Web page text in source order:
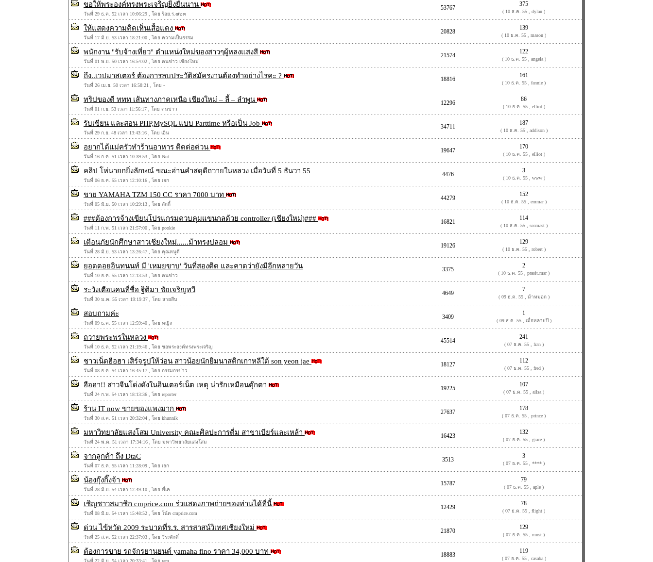
ขอให้พระองค์ทรงพระเจริญยิ่งยืนนาน
วันที่ 29 ธ.ค. 52 เวลา 10:06:29 , โดย ร้อย.ร.๗๒๓
53767
375
( 10 ธ.ค. 55 , dylan )
ให้แสดงความคิดเห็นเสื้อแดง
วันที่ 17 มิ.ย. 53 เวลา 18:21:00 , โดย ความเป็นธรรม
20828
139
( 10 ธ.ค. 55 , mason )
พนักงาน ''รับจ้างเที่ยว'' ตำแหน่งใหม่ของสาวๆผู้หลงแสงสี
วันที่ 01 พ.ย. 50 เวลา 16:54:02 , โดย ตนข่าว เชียงใหม่
21574
122
( 10 ธ.ค. 55 , angela )
ถึง..เวปมาสเตอร์ ต้องการลบประวัติสมัครงานต้องทำอย่างไรคะ ?
วันที่ 26 เม.ย. 50 เวลา 16:58:21 , โดย -
18816
161
( 10 ธ.ค. 55 , fannie )
ทริปของดี ททท เส้นทางภาคเหนือ เชียงใหม่ – ลี้ – ลำพูน
วันที่ 01 ก.ย. 53 เวลา 11:56:17 , โดย ตนข่าว
12296
86
( 10 ธ.ค. 55 , elliot )
รับเขียน และสอน PHP,MySQL แบบ Parttime หรือเป็น Job
วันที่ 29 ก.ย. 48 เวลา 13:43:16 , โดย เอิน
34711
187
( 10 ธ.ค. 55 , addison )
อยากได้แม่ครัวทำร้านอาหาร ติดต่อด่วน
วันที่ 16 ก.ค. 51 เวลา 10:39:53 , โดย Nut
19647
170
( 10 ธ.ค. 55 , elliot )
คลิป โห่นายกยิ่งลักษณ์ ขณะอ่านคำสดุดีถวายในหลวง เมื่อวันที่ 5 ธันวา 55
วันที่ 06 ธ.ค. 55 เวลา 12:10:16 , โดย เอก
4476
3
( 10 ธ.ค. 55 , www )
ขาย YAMAHA TZM 150 CC ราคา 7000 บาท
วันที่ 05 มิ.ย. 50 เวลา 10:29:13 , โดย ลักกี้
44279
152
( 10 ธ.ค. 55 , emmar )
###ต้องการจ้างเขียนโปรแกรมควบคุมแขนกลด้วย controller (เชียงใหม่)###
วันที่ 11 ก.พ. 51 เวลา 21:57:00 , โดย pookie
16821
114
( 10 ธ.ค. 55 , seamast )
เตือนภัยนักศึกษาสาวเชียงใหม่......ม้าทรงปลอม
วันที่ 28 มิ.ย. 53 เวลา 13:26:47 , โดย คุณหนูดี
19126
129
( 10 ธ.ค. 55 , robert )
ยอดดอยอินทนนท์ มี 'เหมยขาบ' วันที่สองติด และคาดว่ายังมีอีกหลายวัน
วันที่ 10 ธ.ค. 55 เวลา 12:13:53 , โดย ตนข่าว
3375
2
( 10 ธ.ค. 55 , prasit.msr )
ระวังเตือนคนที่ชื่อ ฐิติมา ชัยเจริญทวี
วันที่ 30 ม.ค. 55 เวลา 19:19:37 , โดย สายสืบ
4649
7
( 09 ธ.ค. 55 , ม้าหมอก )
สอบถามค่ะ
วันที่ 09 ธ.ค. 55 เวลา 12:59:40 , โดย หญิง
3409
1
( 09 ธ.ค. 55 , เมื่อหลายปี )
ถวายพระพรในหลวง
วันที่ 10 ธ.ค. 52 เวลา 21:19:46 , โดย ขอพระองค์ทรงพระเจริญ
45514
241
( 07 ธ.ค. 55 , fran )
ชาวเน็ตฮือฮา เสิร์จรูปให้ว่อน สาวน้อยนักยิมนาสติกเกาหลีใต้ son yeon jae
วันที่ 08 ธ.ค. 54 เวลา 16:45:17 , โดย กรรมกรข่าว
18127
112
( 07 ธ.ค. 55 , fred )
ฮือฮา!! สาวจีนโด่งดังในอินเตอร์เน็ต เหตุ น่ารักเหมือนตุ๊กตา
วันที่ 24 ก.พ. 54 เวลา 18:13:36 , โดย reporter
19225
107
( 07 ธ.ค. 55 , ailsa )
ร้าน IT now ขายของแพงมาก
วันที่ 30 ส.ค. 51 เวลา 20:32:04 , โดย khunnik
27637
178
( 07 ธ.ค. 55 , prince )
มหาวิทยาลัยแสงโสม University คณะศิลปะการดื่ม สาขาเบียร์และเหล้า
วันที่ 24 พ.ค. 51 เวลา 17:34:16 , โดย มหาวิทยาลัยแสงโสม
16423
132
( 07 ธ.ค. 55 , grace )
จากลูกค้า ถึง DtaC
วันที่ 07 ธ.ค. 55 เวลา 11:28:09 , โดย เอก
3513
3
( 07 ธ.ค. 55 , **** )
น้องกุ๊งกิ๊งจ้า
วันที่ 28 มิ.ย. 54 เวลา 12:49:10 , โดย พี่เค
15787
79
( 07 ธ.ค. 55 , aple )
เชิญชาวสมาชิก cmprice.com ร่วแสดงภาพถ่ายของท่านได้ที่นี้
วันที่ 08 มิ.ย. 54 เวลา 15:48:52 , โดย โน้ต cmprice.com
12429
78
( 07 ธ.ค. 55 , flight )
ด่วน ไข้หวัด 2009 ระบาดที่ร.ร. สารสาสน์วิเทศเชียงใหม่
วันที่ 25 ส.ค. 52 เวลา 22:37:03 , โดย วีระศักดิ์
21870
129
( 07 ธ.ค. 55 , must )
ต้องการขาย รถจักรยานยนต์ yamaha fino ราคา 34,000 บาท
วันที่ 22 มิ.ย. 54 เวลา 20:33:41 , โดย ram
18883
119
( 07 ธ.ค. 55 , casaba )